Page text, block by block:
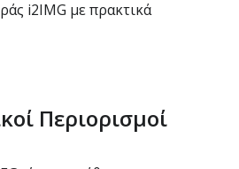
i2IMG με πρακτικά
Περιορισμοί